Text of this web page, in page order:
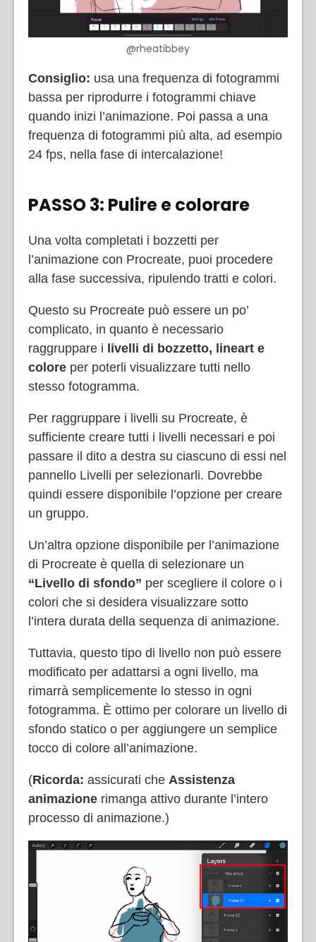
@rheatibbey
Consiglio: usa una frequenza di fotogrammi
bassa per riprodurre i fotogrammi chiave
quando inizi l’animazione. Poi passa a una
frequenza di fotogrammi più alta, ad esempio
24 fps, nella fase di intercalazione!
PASSO 3: Pulire e colorare
Una volta completati i bozzetti per
l’animazione con Procreate, puoi procedere
alla fase successiva, ripulendo tratti e colori.
Questo su Procreate può essere un po’
complicato, in quanto è necessario
raggruppare i livelli di bozzetto, lineart e
colore per poterli visualizzare tutti nello
stesso fotogramma.
Per raggruppare i livelli su Procreate, è
sufficiente creare tutti i livelli necessari e poi
passare il dito a destra su ciascuno di essi nel
pannello Livelli per selezionarli. Dovrebbe
quindi essere disponibile l’opzione per creare
un gruppo.
Un’altra opzione disponibile per l’animazione
di Procreate è quella di selezionare un
“Livello di sfondo” per scegliere il colore o i
colori che si desidera visualizzare sotto
l’intera durata della sequenza di animazione.
Tuttavia, questo tipo di livello non può essere
modificato per adattarsi a ogni livello, ma
rimarrà semplicemente lo stesso in ogni
fotogramma. È ottimo per colorare un livello di
sfondo statico o per aggiungere un semplice
tocco di colore all’animazione.
(Ricorda: assicurati che Assistenza
animazione rimanga attivo durante l’intero
processo di animazione.)